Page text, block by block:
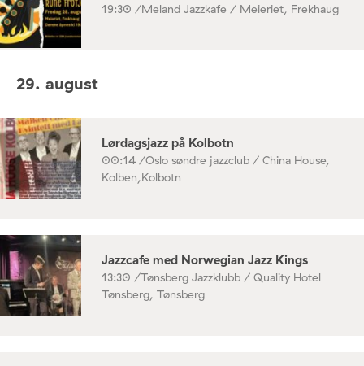
19:30 /Meland Jazzkafe / Meieriet, Frekhaug
29. august
Lørdagsjazz på Kolbotn
00:14 /Oslo søndre jazzclub / China House,
Kolben,Kolbotn
Jazzcafe med Norwegian Jazz Kings
13:30 /Tønsberg Jazzklubb / Quality Hotel
Tønsberg, Tønsberg